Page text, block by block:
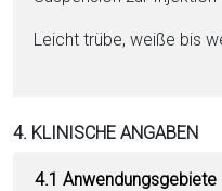
Leicht trübe, wei­ße bis
4. KLINISCHE ANGABEN
4.1 Anwendungsgebiete